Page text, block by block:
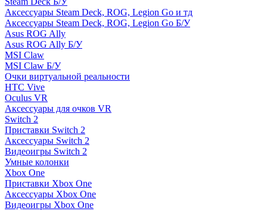
Аксессуары Steam Deck, ROG, Legion Go и тд
Аксессуары Steam Deck, ROG, Legion Go Б/У
Asus ROG Ally
Asus ROG Ally Б/У
MSI Claw
MSI Claw Б/У
Очки виртуальной реальности
HTC Vive
Oculus VR
Аксессуары для очков VR
Switch 2
Приставки Switch 2
Аксессуары Switch 2
Видеоигры Switch 2
Умные колонки
Xbox One
Приставки Xbox One
Аксессуары Xbox One
Видеоигры Xbox One